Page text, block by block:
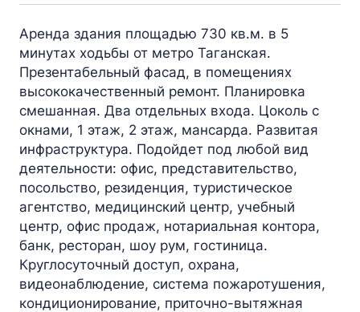
Аренда здания площадью 730 кв.м. в 5
минутах ходьбы от метро Таганская.
Презентабельный фасад, в помещениях
высококачественный ремонт. Планировка
смешанная. Два отдельных входа. Цоколь с
окнами, 1 этаж, 2 этаж, мансарда. Развитая
инфраструктура. Подойдет под любой вид
деятельности: офис, представительство,
посольство, резиденция, туристическое
агентство, медицинский центр, учебный
центр, офис продаж, нотариальная контора,
банк, ресторан, шоу рум, гостиница.
Круглосуточный доступ, охрана,
видеонаблюдение, система пожаротушения,
кондиционирование, приточно-вытяжная